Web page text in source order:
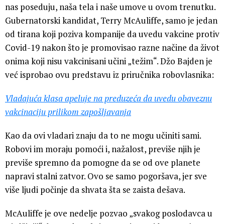
nas poseduju, naša tela i naše umove u ovom trenutku.
Gubernatorski kandidat, Terry McAuliffe, samo je jedan
od tirana koji poziva kompanije da uvedu vakcine protiv
Covid-19 nakon što je promovisao razne načine da život
onima koji nisu vakcinisani učini „težim“. Džo Bajden je
već isprobao ovu predstavu iz priručnika robovlasnika:
Vladajuća klasa apeluje na preduzeća da uvedu obaveznu
vakcinaciju prilikom zapošljavanja
Kao da ovi vladari znaju da to ne mogu učiniti sami.
Robovi im moraju pomoći i, nažalost, previše njih je
previše spremno da pomogne da se od ove planete
napravi stalni zatvor. Ovo se samo pogoršava, jer sve
više ljudi počinje da shvata šta se zaista dešava.
McAuliffe je ove nedelje pozvao „svakog poslodavca u